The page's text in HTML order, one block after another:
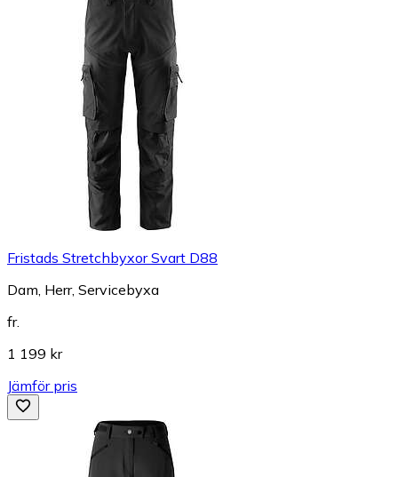
Fristads Stretchbyxor Svart D88
Dam, Herr, Servicebyxa
fr.
1 199 kr
Jämför pris